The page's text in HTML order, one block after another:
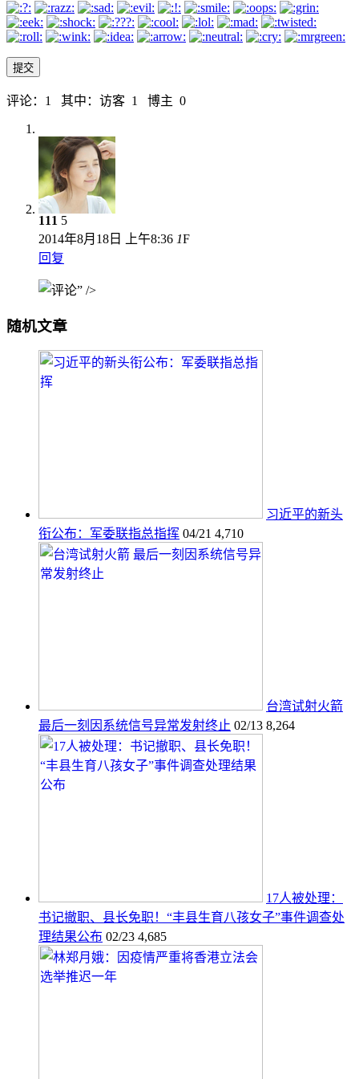
评论：1 其中：访客 1 博主 0
111 5
2014年8月18日
上午8:36 1F
回复
” />
随机文章
习近平的新头
衔公布：军委联指总指挥 04/21 4,710
台湾试射火箭
最后一刻因系统信号异常发射终止 02/13 8,264
17人被处理：
书记撤职、县长免职！“丰县生育八孩女子”事件调查处
理结果公布 02/23 4,685